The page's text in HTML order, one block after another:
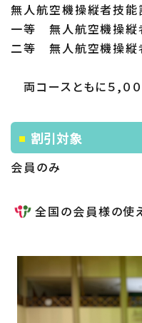
無人航空機操縦者技能
一等 無人航空機操縦
二等 無人航空機操縦
両コースともに５,０
割引対象
会員のみ
全国の会員様の使